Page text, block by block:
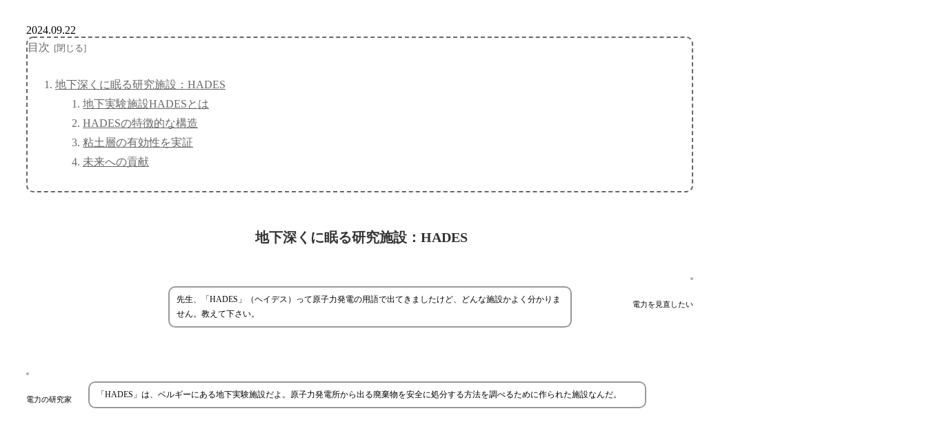
2024.09.22
目次
地下深くに眠る研究施設：HADES
地下実験施設HADESとは
HADESの特徴的な構造
粘土層の有効性を実証
未来への貢献
地下深くに眠る研究施設：HADES
電力を見直したい
先生、「HADES」（ヘイデス）って原子力発電の用語で出てきましたけど、どんな施設かよく分かりま
せん。教えて下さい。
電力の研究家 「HADES」は、ベルギーにある地下実験施設だよ。原子力発電所から出る廃棄物を安全に処分する方法を調べるために作られた施設なんだ。